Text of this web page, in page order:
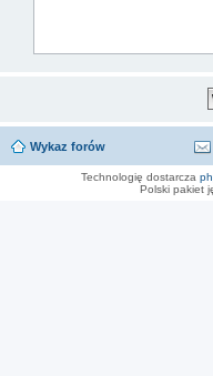
Wykaz forów
Technologię dostarcza
Polski pakiet